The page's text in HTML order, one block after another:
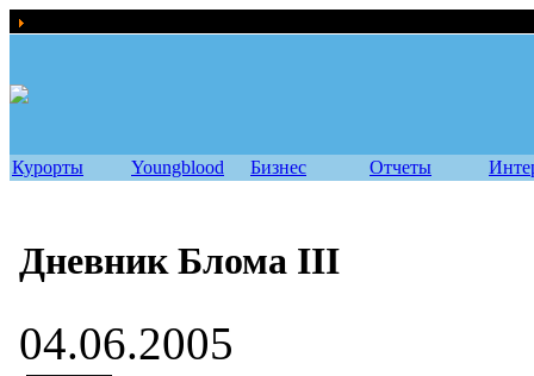
Курорты Youngblood Бизнес Отчеты
Дневник Блома III
04.06.2005